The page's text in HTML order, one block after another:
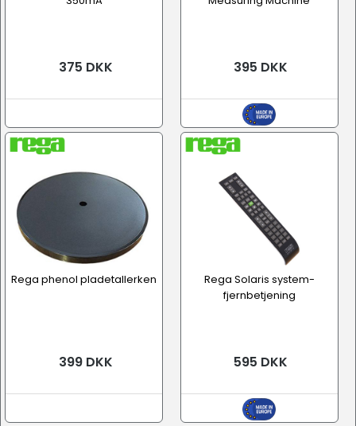
375 DKK 395 DKK
Rega phenol pladetallerken
399 DKK
Rega Solaris system-
fjernbetjening
595 DKK